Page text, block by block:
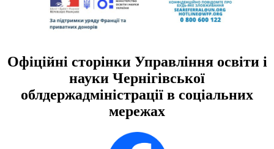
Офіційні сторінки Управління освіти і
науки Чернігівської
облдержадміністрації в соціальних
мережах